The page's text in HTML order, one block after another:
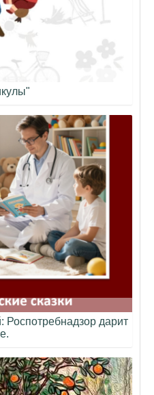
Роспотребнадзор дарит